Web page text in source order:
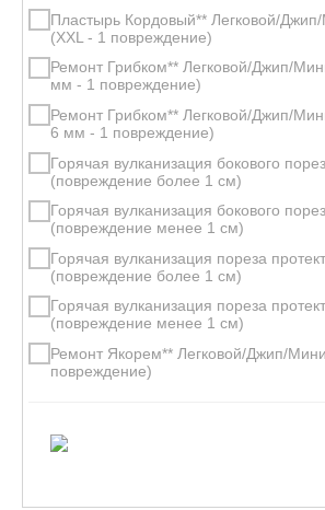
Пластырь Кордовый** Легковой/
(XXL - 1 повреждение)
Ремонт Грибком** Легковой/Джип/
мм - 1 повреждение)
Ремонт Грибком** Легковой/Джип/
6 мм - 1 повреждение)
Горячая вулканизация бокового
(повреждение более 1 см)
Горячая вулканизация бокового
(повреждение менее 1 см)
Горячая вулканизация пореза
(повреждение более 1 см)
Горячая вулканизация пореза
(повреждение менее 1 см)
Ремонт Якорем** Легковой/Джип/
повреждение)